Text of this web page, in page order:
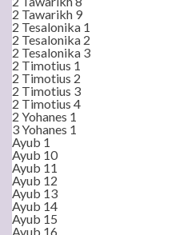
2 Tawarikh 9
2 Tesalonika 1
2 Tesalonika 2
2 Tesalonika 3
2 Timotius 1
2 Timotius 2
2 Timotius 3
2 Timotius 4
2 Yohanes 1
3 Yohanes 1
Ayub 1
Ayub 10
Ayub 11
Ayub 12
Ayub 13
Ayub 14
Ayub 15
Ayub 16